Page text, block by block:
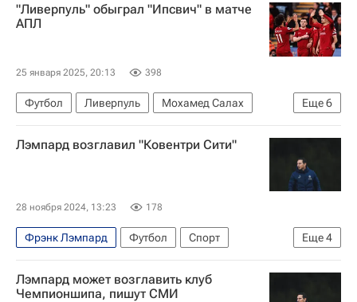
"Ливерпуль" обыграл "Ипсвич" в матче
АПЛ
25 января 2025, 20:13 398
Еще6
Футбол Ливерпуль
Мохамед Салах
Доминик Собослаи
Коди Гакпо
Ипсвич Таун
Ливерпуль
АПЛ 2026-2027 (Чемпионат Англии по футболу)
Лэмпард возглавил "Ковентри Сити"
28 ноября 2024, 13:23 178
Еще4
Фрэнк Лэмпард Футбол
Спорт
Ковентри Сити
Челси
Дерби Каунти
АПЛ 2026-2027 (Чемпионат Англии по футболу)
Лэмпард может возглавить клуб
Чемпионшипа, пишут СМИ